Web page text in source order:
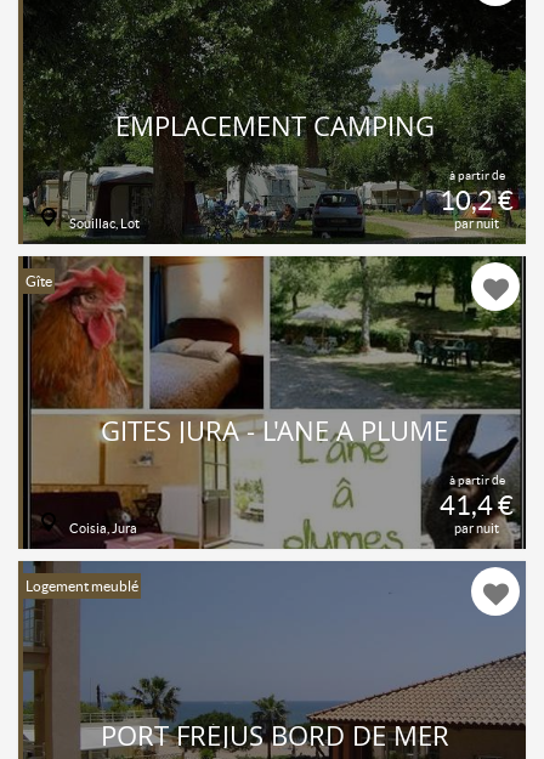
à partir de
10,2 €
par nuit
EMPLACEMENT CAMPING
Souillac, Lot
Gîte
à partir de
41,4 €
par nuit
GITES JURA - L'ANE A PLUME
Coisia, Jura
Logement meublé
PORT FRÉJUS BORD DE MER